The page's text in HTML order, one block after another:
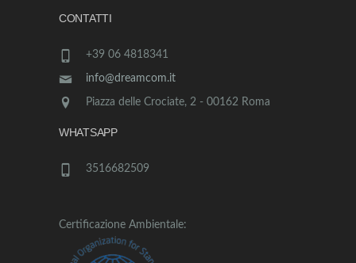
CONTATTI
+39 06 4818341
info@dreamcom.it
Piazza delle Crociate, 2 - 00162 Roma
WHATSAPP
3516682509
Certificazione Ambientale: